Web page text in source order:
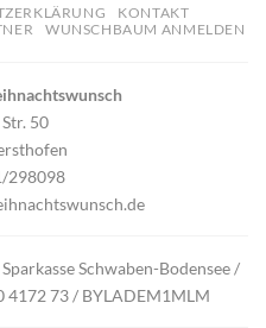
KONTAKT
WUNSCHBAUM ANMELDEN
50
298098
Schwaben-Bodensee /
4172 73 / BYLADEM1MLM